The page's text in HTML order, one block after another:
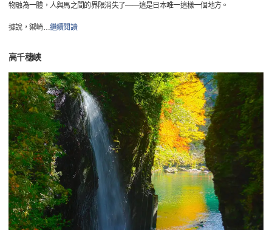
物融為一體，人與馬之間的界限消失了——這是日本唯一這樣一個地方。
據說，禦崎…繼續閱讀
高千穗峽